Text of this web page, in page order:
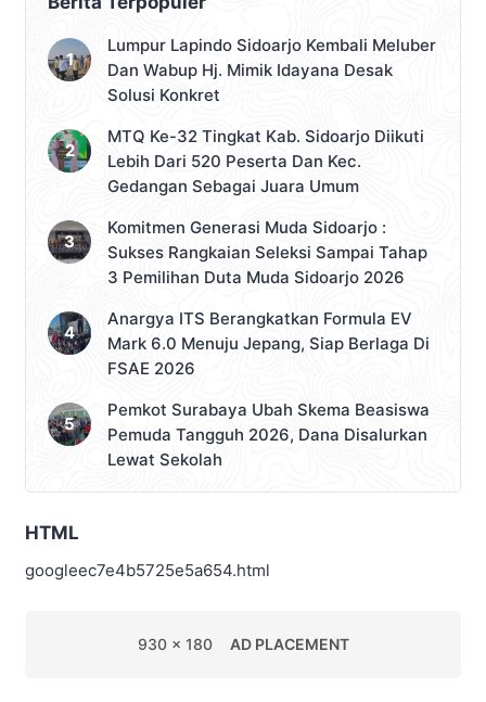
Lumpur Lapindo Sidoarjo Kembali Meluber
Dan Wabup Hj. Mimik Idayana Desak
Solusi Konkret
MTQ Ke-32 Tingkat Kab. Sidoarjo Diikuti
Lebih Dari 520 Peserta Dan Kec.
Gedangan Sebagai Juara Umum
Komitmen Generasi Muda Sidoarjo :
Sukses Rangkaian Seleksi Sampai Tahap
3 Pemilihan Duta Muda Sidoarjo 2026
Anargya ITS Berangkatkan Formula EV
Mark 6.0 Menuju Jepang, Siap Berlaga Di
FSAE 2026
Pemkot Surabaya Ubah Skema Beasiswa
Pemuda Tangguh 2026, Dana Disalurkan
Lewat Sekolah
HTML
googleec7e4b5725e5a654.html
930 x 180 AD PLACEMENT